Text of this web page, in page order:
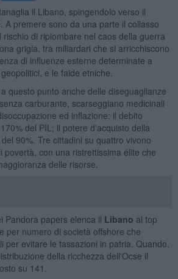
il Libano, spingendolo verso il
A premere sono da una parte il collasso
di ripiombare nel caos della guerra
grigia, tra miliardari che si arricchiscono
di influenze esterne determinate a
e le faide etniche.
questo punto anche delle diseguaglianze
carburante, scarseggiano medicinali
ed inflazione: il debito
del PIL; il potere d'acquisto della
90%. Tre cittadini su quattro vivono
povertà, con una ristrettissima élite che
delle risorse.
Pandora papers elenca il Libano al top
per numero di società offshore che
per evitare le tassazioni in patria. Quando,
della ricchezza dell'Ocse il
su 141.